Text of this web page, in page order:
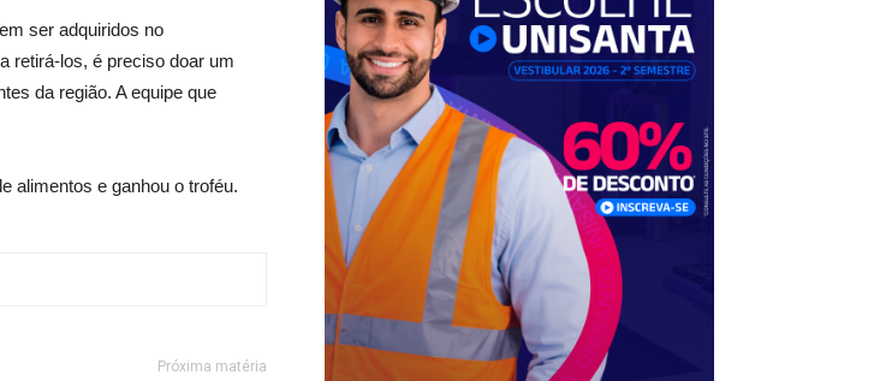
ser adquiridos no
retirá-los, é preciso doar um
da região. A equipe que
alimentos e ganhou o troféu.
Próxima matéria